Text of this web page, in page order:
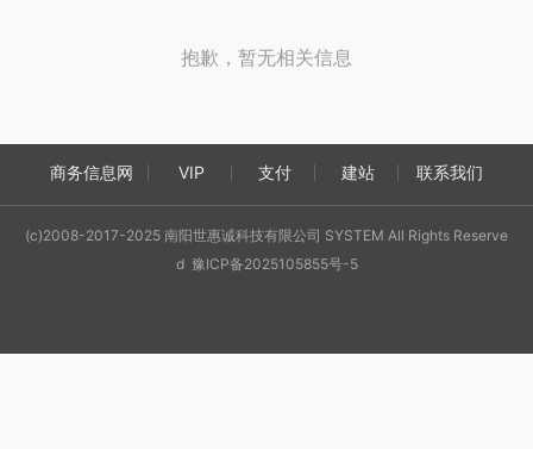
抱歉，暂无相关信息
商务信息网 VIP 支付 建站 联系我们
(c)2008-2017-2025 南阳世惠诚科技有限公司 SYSTEM All Rights Reserve
d 豫ICP备2025105855号-5